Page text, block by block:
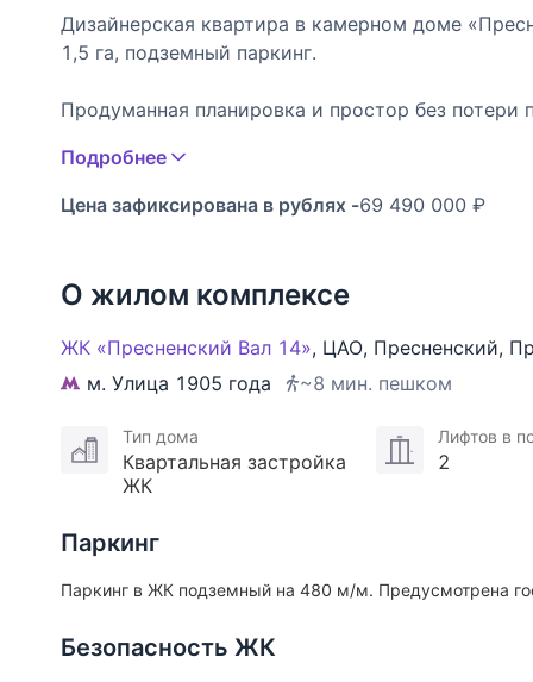
Дизайнерская квартира в камерном доме
1,5 га, подземный паркинг.
Продуманная планировка и простор без потери
или функциональным рабочим кабинетом.
французский балкон из второй спальни делают
инсоляции – солнце весь день благодаря южной
Сердце дома – кухня-гостиная:
Главной изюминкой этой квартиры является
станет местом для семейных ужинов и
О доме:
Индивидуальный проект 2015 года, большой
следит за порядком и может принять посылки.
Расположение:
собор на Малой Грузинской, неоготический
послушать академическую музыку с лекциями,
Подробнее
Цена зафиксирована в рублях -69 490 000 ₽
О жилом комплексе
ЖК «Пресненский Вал 14», ЦАО, Пресненский,
м. Улица 1905 года
~8 мин. пешком
Тип дома
Квартальная застройка
ЖК
Лифтов в
2
Паркинг
Паркинг в ЖК подземный на 480 м/м. Предусмотрена
Безопасность ЖК